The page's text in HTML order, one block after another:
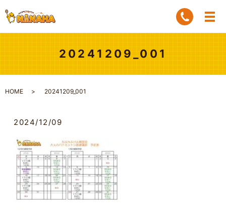
20241209_001
HOME 20241209_001
2024/12/09